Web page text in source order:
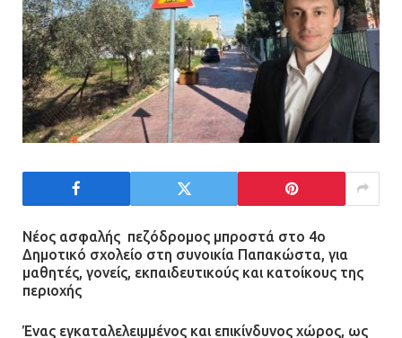
Νέος ασφαλής πεζόδρομος μπροστά στο 4ο
Δημοτικό σχολείο στη συνοικία Παπακώστα, για
μαθητές, γονείς, εκπαιδευτικούς και κατοίκους της
περιοχής
Ένας εγκαταλελειμμένος και επικίνδυνος χώρος, ως